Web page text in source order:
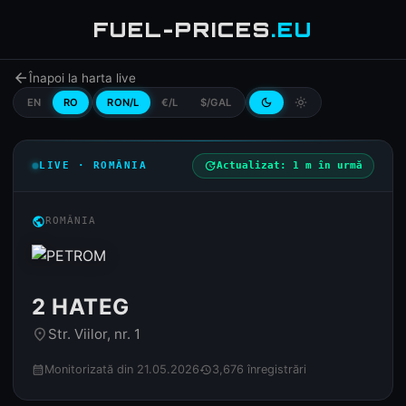
FUEL-PRICES.EU
arrow_backÎnapoi la harta live
EN RO RON/L €/L $/GAL dark_mode light_mode
LIVE · ROMÂNIA updateActualizat: 1 m în urmă
publicROMÂNIA
2 HATEG
place Str. Viilor, nr. 1
calendar_month Monitorizată din 21.05.2026history3,676 înregistrări